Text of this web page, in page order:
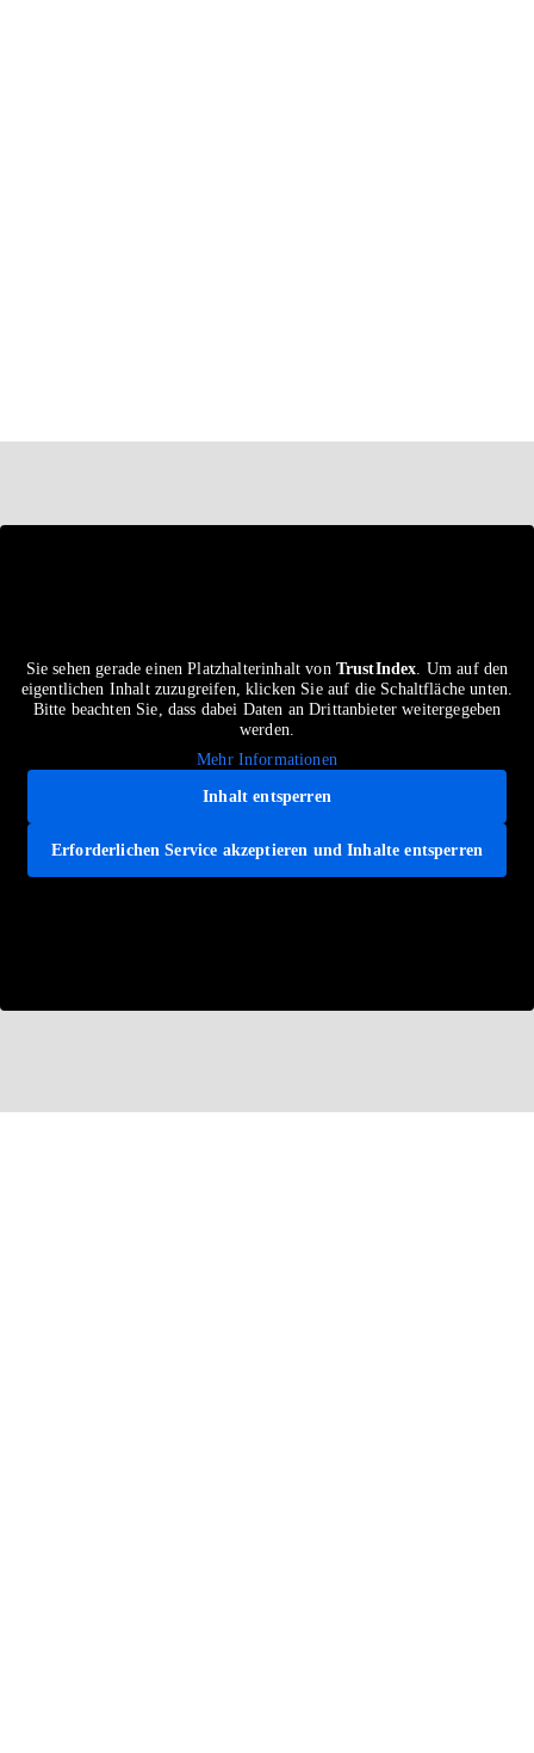
Sie sehen gerade einen Platzhalterinhalt von TrustIndex. Um auf den
eigentlichen Inhalt zuzugreifen, klicken Sie auf die Schaltfläche unten.
Bitte beachten Sie, dass dabei Daten an Drittanbieter weitergegeben
werden.
Mehr Informationen
Inhalt entsperren
Erforderlichen Service akzeptieren und Inhalte entsperren